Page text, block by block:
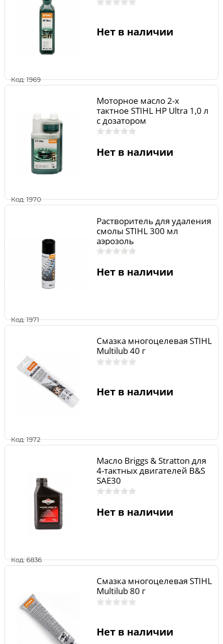
Код: 1969
Нет в наличии
Код: 1970
Моторное масло 2-х
тактное STIHL HP Ultra 1,0 л
с дозатором
Нет в наличии
Код: 1971
Растворитель для удаления
смолы STIHL 300 мл
аэрозоль
Нет в наличии
Код: 1972
Смазка многоцелевая STIHL
Multilub 40 г
Нет в наличии
Код: 6836
Масло Briggs & Stratton для
4-тактных двигателей B&S
SAE30
Нет в наличии
Смазка многоцелевая STIHL
Multilub 80 г
Нет в наличии